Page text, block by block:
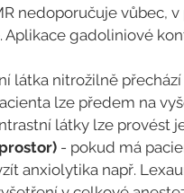
nedoporučuje vůbec,
gadoliniové
látka nitrožilně
lze předem na
látky lze provést
- pokud má
anxiolytika např.